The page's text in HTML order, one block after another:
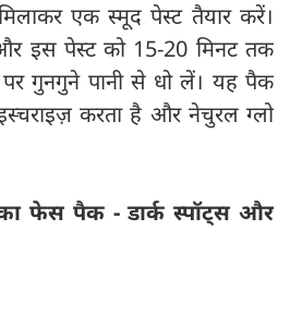
एक स्मूद पेस्ट तैयार करें।
इस पेस्ट को 15-20 मिनट तक
गुनगुने पानी से धो लें। यह पैक
करता है और नेचुरल ग्लो
का फेस पैक - डार्क स्पॉट्स और